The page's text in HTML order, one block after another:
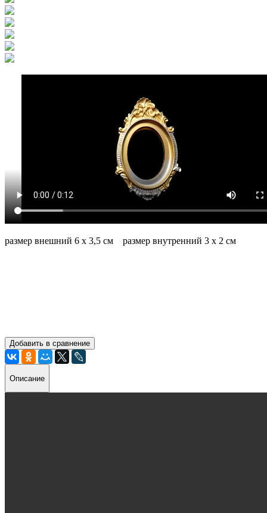
размер внешний 6 х 3,5 см размер внутренний 3 х 2 см
Добавить в сравнение
Описание